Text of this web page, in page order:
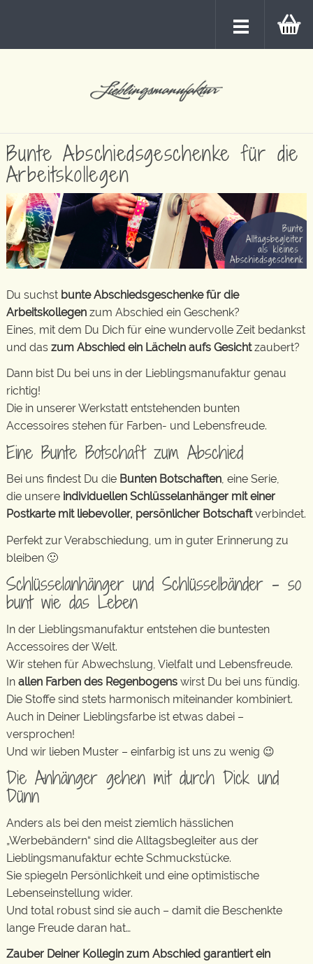
Bunte Abschiedsgeschenke für die
Arbeitskollegen
Du suchst bunte Abschiedsgeschenke für die
Arbeitskollegen zum Abschied ein Geschenk?
Eines, mit dem Du Dich für eine wundervolle Zeit bedankst
und das zum Abschied ein Lächeln aufs Gesichtzaubert?
Dann bist Du bei uns in der Lieblingsmanufaktur genau
richtig!
Die in unserer Werkstatt entstehenden bunten
Accessoires stehen für Farben- und Lebensfreude.
Eine Bunte Botschaft zum Abschied
Bei uns findest Du die Bunten Botschaften, eine Serie,
die unsere individuellen Schlüsselanhänger mit einer
Postkarte mit liebevoller, persönlicher Botschaftverbindet.
Perfekt zur Verabschiedung, um in guter Erinnerung zu
bleiben 🙂
Schlüsselanhänger und Schlüsselbänder – so
bunt wie das Leben
In der Lieblingsmanufaktur entstehen die buntesten
Accessoires der Welt.
Wir stehen für Abwechslung, Vielfalt und Lebensfreude.
In allen Farben des Regenbogens wirst Du bei uns fündig.
Die Stoffe sind stets harmonisch miteinander kombiniert.
Auch in Deiner Lieblingsfarbe ist etwas dabei –
versprochen!
Und wir lieben Muster – einfarbig ist uns zu wenig 😉
Die Anhänger gehen mit durch Dick und
Dünn
Anders als bei den meist ziemlich hässlichen
„Werbebändern“ sind die Alltagsbegleiter aus der
Lieblingsmanufaktur echte Schmuckstücke.
Sie spiegeln Persönlichkeit und eine optimistische
Lebenseinstellung wider.
Und total robust sind sie auch – damit die Beschenkte
lange Freude daran hat…
Zauber Deiner Kollegin zum Abschied garantiert ein